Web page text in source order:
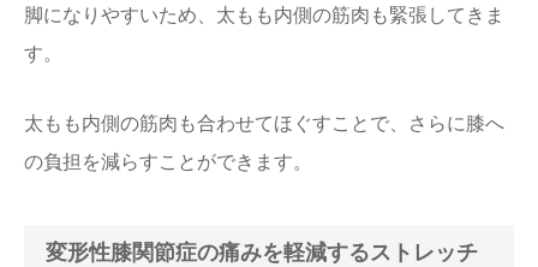
脚になりやすいため、太もも内側の筋肉も緊張してきま
す。
太もも内側の筋肉も合わせてほぐすことで、さらに膝へ
の負担を減らすことができます。
変形性膝関節症の痛みを軽減するストレッチ